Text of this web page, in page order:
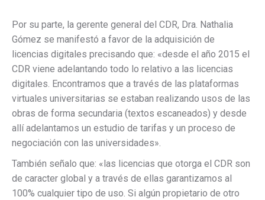
Por su parte, la gerente general del CDR, Dra. Nathalia
Gómez se manifestó a favor de la adquisición de
licencias digitales precisando que: «desde el año 2015 el
CDR viene adelantando todo lo relativo a las licencias
digitales. Encontramos que a través de las plataformas
virtuales universitarias se estaban realizando usos de las
obras de forma secundaria (textos escaneados) y desde
allí adelantamos un estudio de tarifas y un proceso de
negociación con las universidades».
También señalo que: «las licencias que otorga el CDR son
de caracter global y a través de ellas garantizamos al
100% cualquier tipo de uso. Si algún propietario de otro